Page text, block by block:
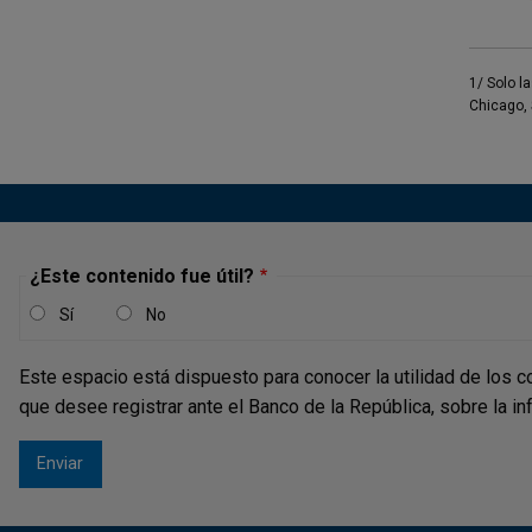
1/ Solo
Chicago,
¿Este contenido fue útil?
Sí No
Este espacio está dispuesto para conocer la utilidad de los
que desee registrar ante el Banco de la República, sobre la